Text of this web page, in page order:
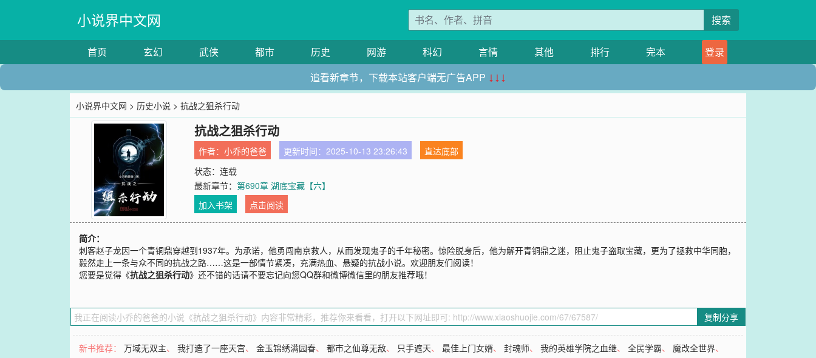
小说界中文网 搜索
首页 玄幻 武侠 都市 历史 网游 科幻 言情 其他 排行 完本
登录
追看新章节，下载本站客户端无广告APP ↓↓↓
小说界中文网 > 历史小说 > 抗战之狙杀行动
抗战之狙杀行动
作者：小乔的爸爸 更新时间：2025-10-13 23:26:43
直达底部
状态：连载
最新章节：第690章 湖底宝藏【六】
加入书架
点击阅读
简介：
刺客赵子龙因一个青铜鼎穿越到1937年。为承诺，他勇闯南京救人，从而发现鬼子的千年秘密。惊险脱身后，他为解开青铜鼎之迷，阻止鬼子盗取宝藏，更为了拯救中华同胞，
毅然走上一条与众不同的抗战之路……这是一部情节紧凑，充满热血、悬疑的抗战小说。欢迎朋友们阅读！
您要是觉得《抗战之狙杀行动》还不错的话请不要忘记向您QQ群和微博微信里的朋友推荐哦！
复制分享
新书推荐：万域无双主、我打造了一座天宫、金玉锦绣满园春、都市之仙尊无敌、 只手遮天、最佳上门女婿、封魂师、我的英雄学院之血继、全民学霸、 魔改全世界、